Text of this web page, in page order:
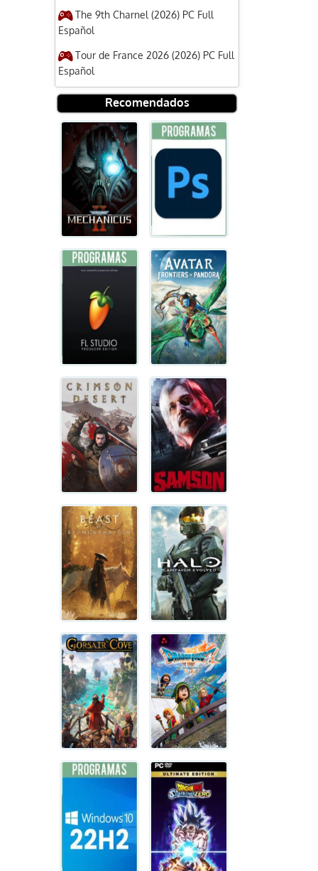
The 9th Charnel (2026) PC Full
Español
Tour de France 2026 (2026) PC Full
Español
Recomendados